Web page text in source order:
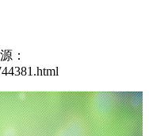
：